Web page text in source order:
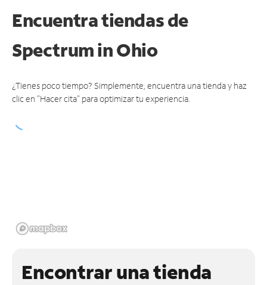
Encuentra tiendas de
Spectrumin Ohio
¿Tienes poco tiempo? Simplemente, encuentra una tienda y haz
clic en "Hacer cita" para optimizar tu experiencia.
Encontrar una tienda